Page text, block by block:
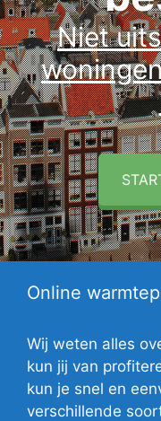
Niet
Online
Wij weten alles
kun jij van
kun je snel en
verschillende